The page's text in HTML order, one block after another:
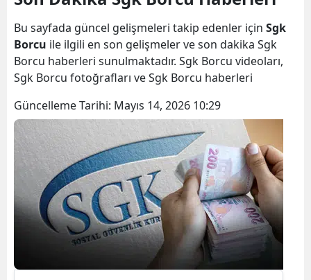
Bu sayfada güncel gelişmeleri takip edenler için Sgk
Borcu ile ilgili en son gelişmeler ve son dakika Sgk
Borcu haberleri sunulmaktadır. Sgk Borcu videoları,
Sgk Borcu fotoğrafları ve Sgk Borcu haberleri
Güncelleme Tarihi: Mayıs 14, 2026 10:29